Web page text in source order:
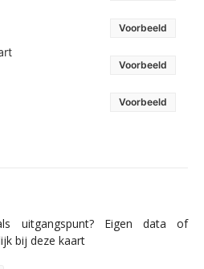
Voorbeeld
Voorbeeld
Voorbeeld
uitgangspunt? Eigen data of
bij deze kaart